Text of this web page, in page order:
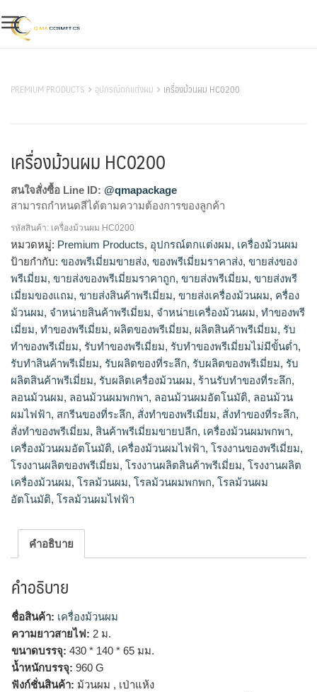
to
content
PREMIUM PRODUCTS อุปกรณ์ตกแต่งผม เครื่องม้วนผม HC0200
เครื่องม้วนผม HC0200
สนใจสั่งซื้อ Line ID: @qmapackage
สามารถกำหนดสีได้ตามความต้องการของลูกค้า
โรงงานผลิตเครื่องม้วนผม,ขายส่งเครื่องม้วนผม,จำหน่ายเครื่อง
ม้วนผม,รับผลิตเครื่องม้วนผม,โรงงานผลิตสินค้าพรีเมี่ยม,รับผลิต
สินค้าพรีเมี่ยม,จำหน่ายสินค้าพรีเมี่ยม,ขายส่งสินค้าพรีเมี่ยม,รับทํา
ของพรีเมี่ยม,รับทําของพรีเมี่ยมไม่มีขั้นต่ำ,โรงงานของพรีเมี่
ยม,ผลิตของพรีเมี่ยม,รับผลิตของพรีเมี่ยม,ขายส่งของพรีเมี่ยม,สั่ง
ทําของที่ระลึก,สินค้าพรีเมี่ยมขายปลีก,ขายส่งของพรีเมี่ยมราคา
ถูก,ผลิตสินค้าพรีเมี่ยม,รับทำของพรีเมี่ยม,โรงงานผลิตของพรีเมี่
ยม,ของพรีเมี่ยมราคาส่ง,โรงงานพรีเมี่ยม,ทําของพรีเมี่ยม,ขายส่ง
พรีเมี่ยมของแถม,ทำของพรีเมี่ยม,ร้านรับทําของที่ระลึก,ของพรีเมี่
ยมขายส่ง,สั่งทําของพรีเมี่ยม,รับผลิตของที่ระลึก,ขายส่งพรีเมี่
ยม,สกรีนของที่ระลึก,รับทําสินค้าพรีเมี่ยม,สั่งทำของพรีเมี่ยม
รหัสสินค้า: เครื่องม้วนผม HC0200
หมวดหมู่: Premium Products, อุปกรณ์ตกแต่งผม, เครื่องม้วนผม
ป้ายกำกับ: ของพรีเมี่ยมขายส่ง, ของพรีเมี่ยมราคาส่ง, ขายส่งของ
พรีเมี่ยม, ขายส่งของพรีเมี่ยมราคาถูก, ขายส่งพรีเมี่ยม, ขายส่งพรี
เมี่ยมของแถม, ขายส่งสินค้าพรีเมี่ยม, ขายส่งเครื่องม้วนผม, ครื่อง
ม้วนผม, จำหน่ายสินค้าพรีเมี่ยม, จำหน่ายเครื่องม้วนผม, ทำของพรี
เมี่ยม, ทําของพรีเมี่ยม, ผลิตของพรีเมี่ยม, ผลิตสินค้าพรีเมี่ยม, รับ
ทำของพรีเมี่ยม, รับทําของพรีเมี่ยม, รับทําของพรีเมี่ยมไม่มีขั้นต่ำ,
รับทําสินค้าพรีเมี่ยม, รับผลิตของที่ระลึก, รับผลิตของพรีเมี่ยม, รับ
ผลิตสินค้าพรีเมี่ยม, รับผลิตเครื่องม้วนผม, ร้านรับทําของที่ระลึก,
ลอนม้วนผม, ลอนม้วนผมพกพา, ลอนม้วนผมอัตโนมัติ, ลอนม้วน
ผมไฟฟ้า, สกรีนของที่ระลึก, สั่งทำของพรีเมี่ยม, สั่งทําของที่ระลึก,
สั่งทําของพรีเมี่ยม, สินค้าพรีเมี่ยมขายปลีก, เครื่องม้วนผมพกพา,
เครื่องม้วนผมอัตโนมัติ, เครื่องม้วนผมไฟฟ้า, โรงงานของพรีเมี่ยม,
โรงงานผลิตของพรีเมี่ยม, โรงงานผลิตสินค้าพรีเมี่ยม, โรงงานผลิต
เครื่องม้วนผม, โรลม้วนผม, โรลม้วนผมพกพก, โรลม้วนผม
อัตโนมัติ, โรลม้วนผมไฟฟ้า
คำอธิบาย
คำอธิบาย
ชื่อสินค้า: เครื่องม้วนผม
ความยาวสายไฟ: 2 ม.
ขนาดบรรจุ: 430 * 140 * 65 มม.
น้ำหนักบรรจุ: 960 G
ฟังก์ชั่นสินค้า: ม้วนผม , เป่าแห้ง